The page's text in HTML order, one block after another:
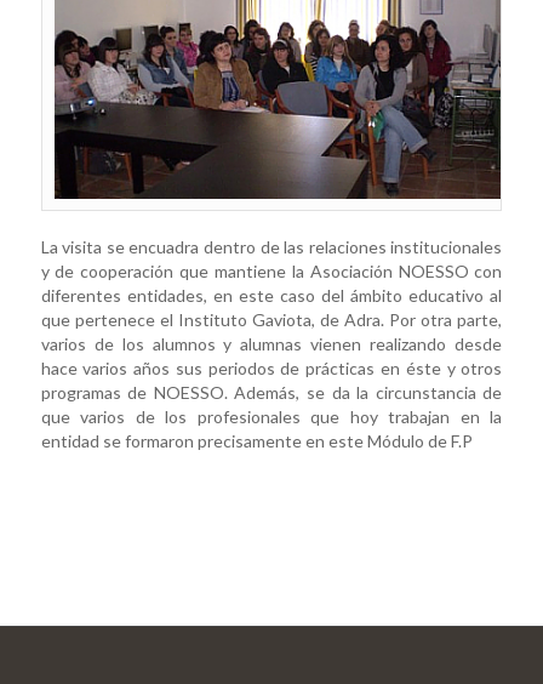
La visita se encuadra dentro de las relaciones institucionales
y de cooperación que mantiene la Asociación NOESSO con
diferentes entidades, en este caso del ámbito educativo al
que pertenece el Instituto Gaviota, de Adra. Por otra parte,
varios de los alumnos y alumnas vienen realizando desde
hace varios años sus periodos de prácticas en éste y otros
programas de NOESSO. Además, se da la circunstancia de
que varios de los profesionales que hoy trabajan en la
entidad se formaron precisamente en este Módulo de F.P